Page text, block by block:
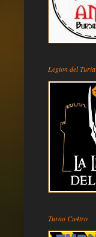
Legion del Turia
Turno Cu4tro